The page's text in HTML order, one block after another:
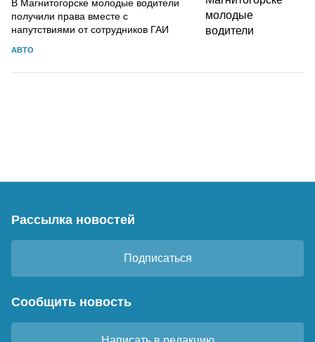
В Магнитогорске молодые водители
получили права вместе с
напутствиями от сотрудников ГАИ
АВТО
Рассылка новостей
Подписаться
Сообщить новость